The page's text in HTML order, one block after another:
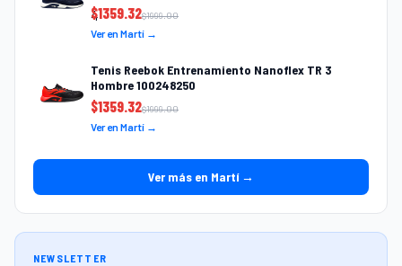
$1359.32$1999.00
Ver en Martí →
Tenis Reebok Entrenamiento Nanoflex TR 3
Hombre 100248250
$1359.32$1999.00
Ver en Martí →
Ver más en Martí →
NEWSLETTER